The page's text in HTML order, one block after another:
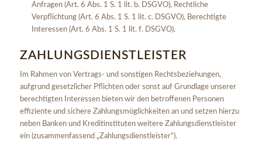
Anfragen (Art. 6 Abs. 1 S. 1 lit. b. DSGVO), Rechtliche
Verpflichtung (Art. 6 Abs. 1 S. 1 lit. c. DSGVO), Berechtigte
Interessen (Art. 6 Abs. 1 S. 1 lit. f. DSGVO).
ZAHLUNGSDIENSTLEISTER
Im Rahmen von Vertrags- und sonstigen Rechtsbeziehungen,
aufgrund gesetzlicher Pflichten oder sonst auf Grundlage unserer
berechtigten Interessen bieten wir den betroffenen Personen
effiziente und sichere Zahlungsmöglichkeiten an und setzen hierzu
neben Banken und Kreditinstituten weitere Zahlungsdienstleister
ein (zusammenfassend „Zahlungsdienstleister“).